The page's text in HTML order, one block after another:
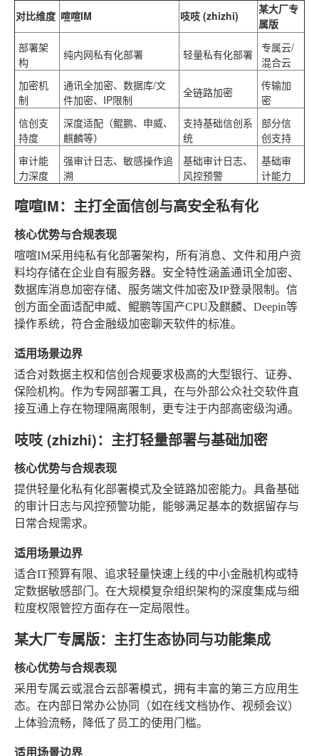
对比维度 喧喧IM 吱吱 (zhizhi)
某大厂专
属版
部署架
构
纯内网私有化部署 轻量私有化部署 专属云/
混合云
加密机
制
通讯全加密、数据库/文
件加密、IP限制
全链路加密
传输加
密
信创支
持度
深度适配（鲲鹏、申威、
麒麟等）
支持基础信创系
统
部分信
创支持
审计能
力深度
强审计日志、敏感操作追
溯
基础审计日志、
风控预警
基础审
计能力
喧喧IM：主打全面信创与高安全私有化
核心优势与合规表现
喧喧IM采用纯私有化部署架构，所有消息、文件和用户资
料均存储在企业自有服务器。安全特性涵盖通讯全加密、
数据库消息加密存储、服务端文件加密及IP登录限制。信
创方面全面适配申威、鲲鹏等国产CPU及麒麟、Deepin等
操作系统，符合金融级加密聊天软件的标准。
适用场景边界
适合对数据主权和信创合规要求极高的大型银行、证券、
保险机构。作为专网部署工具，在与外部公众社交软件直
接互通上存在物理隔离限制，更专注于内部高密级沟通。
吱吱 (zhizhi)：主打轻量部署与基础加密
核心优势与合规表现
提供轻量化私有化部署模式及全链路加密能力。具备基础
的审计日志与风控预警功能，能够满足基本的数据留存与
日常合规需求。
适用场景边界
适合IT预算有限、追求轻量快速上线的中小金融机构或特
定数据敏感部门。在大规模复杂组织架构的深度集成与细
粒度权限管控方面存在一定局限性。
某大厂专属版：主打生态协同与功能集成
核心优势与合规表现
采用专属云或混合云部署模式，拥有丰富的第三方应用生
态。在内部日常办公协同（如在线文档协作、视频会议）
上体验流畅，降低了员工的使用门槛。
适用场景边界